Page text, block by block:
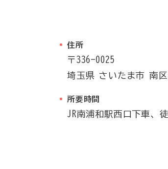
住所
〒336-0025
埼玉県 さいたま市 南区
所要時間
JR南浦和駅西口下車、